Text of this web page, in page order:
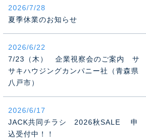
2026/7/28
夏季休業のお知らせ
2026/6/22
7/23（木） 企業視察会のご案内 サ
サキハウジングカンパニー社（青森県
八戸市）
2026/6/17
JACK共同チラシ 2026秋SALE 申
込受付中！！